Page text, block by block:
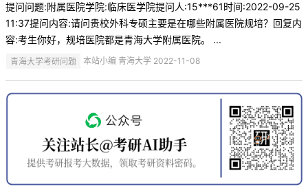
提问问题:附属医院学院:临床医学院提问人:15***61时间:2022-09-25
11:37提问内容:请问贵校外科专硕主要是在哪些附属医院规培？回复内
容:考生你好，规培医院都是青海大学附属医院。 ...
青海大学考研问题 本站小编 青海大学 2022-11-08